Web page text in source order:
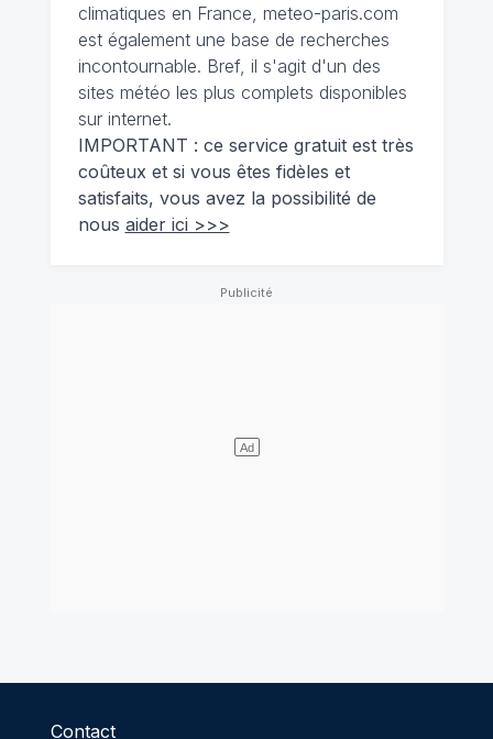
climatiques en France, meteo-paris.com
est également une base de recherches
incontournable. Bref, il s'agit d'un des
sites météo les plus complets disponibles
sur internet.
IMPORTANT : ce service gratuit est très
coûteux et si vous êtes fidèles et
satisfaits, vous avez la possibilité de
nous aider ici >>>
Contact